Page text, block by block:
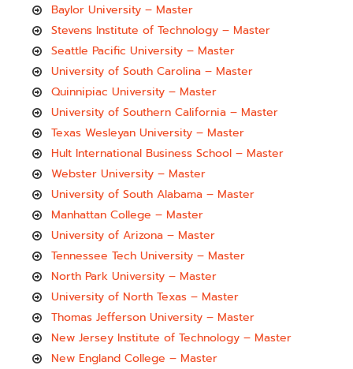
Baylor University – Master
Stevens Institute of Technology – Master
Seattle Pacific University – Master
University of South Carolina – Master
Quinnipiac University – Master
University of Southern California – Master
Texas Wesleyan University – Master
Hult International Business School – Master
Webster University – Master
University of South Alabama – Master
Manhattan College – Master
University of Arizona – Master
Tennessee Tech University – Master
North Park University – Master
University of North Texas – Master
Thomas Jefferson University – Master
New Jersey Institute of Technology – Master
New England College – Master